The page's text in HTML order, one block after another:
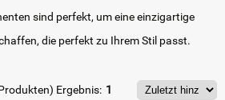
sind perfekt, um eine einzigartige
die perfekt zu Ihrem Stil passt.
Ergebnis: 1